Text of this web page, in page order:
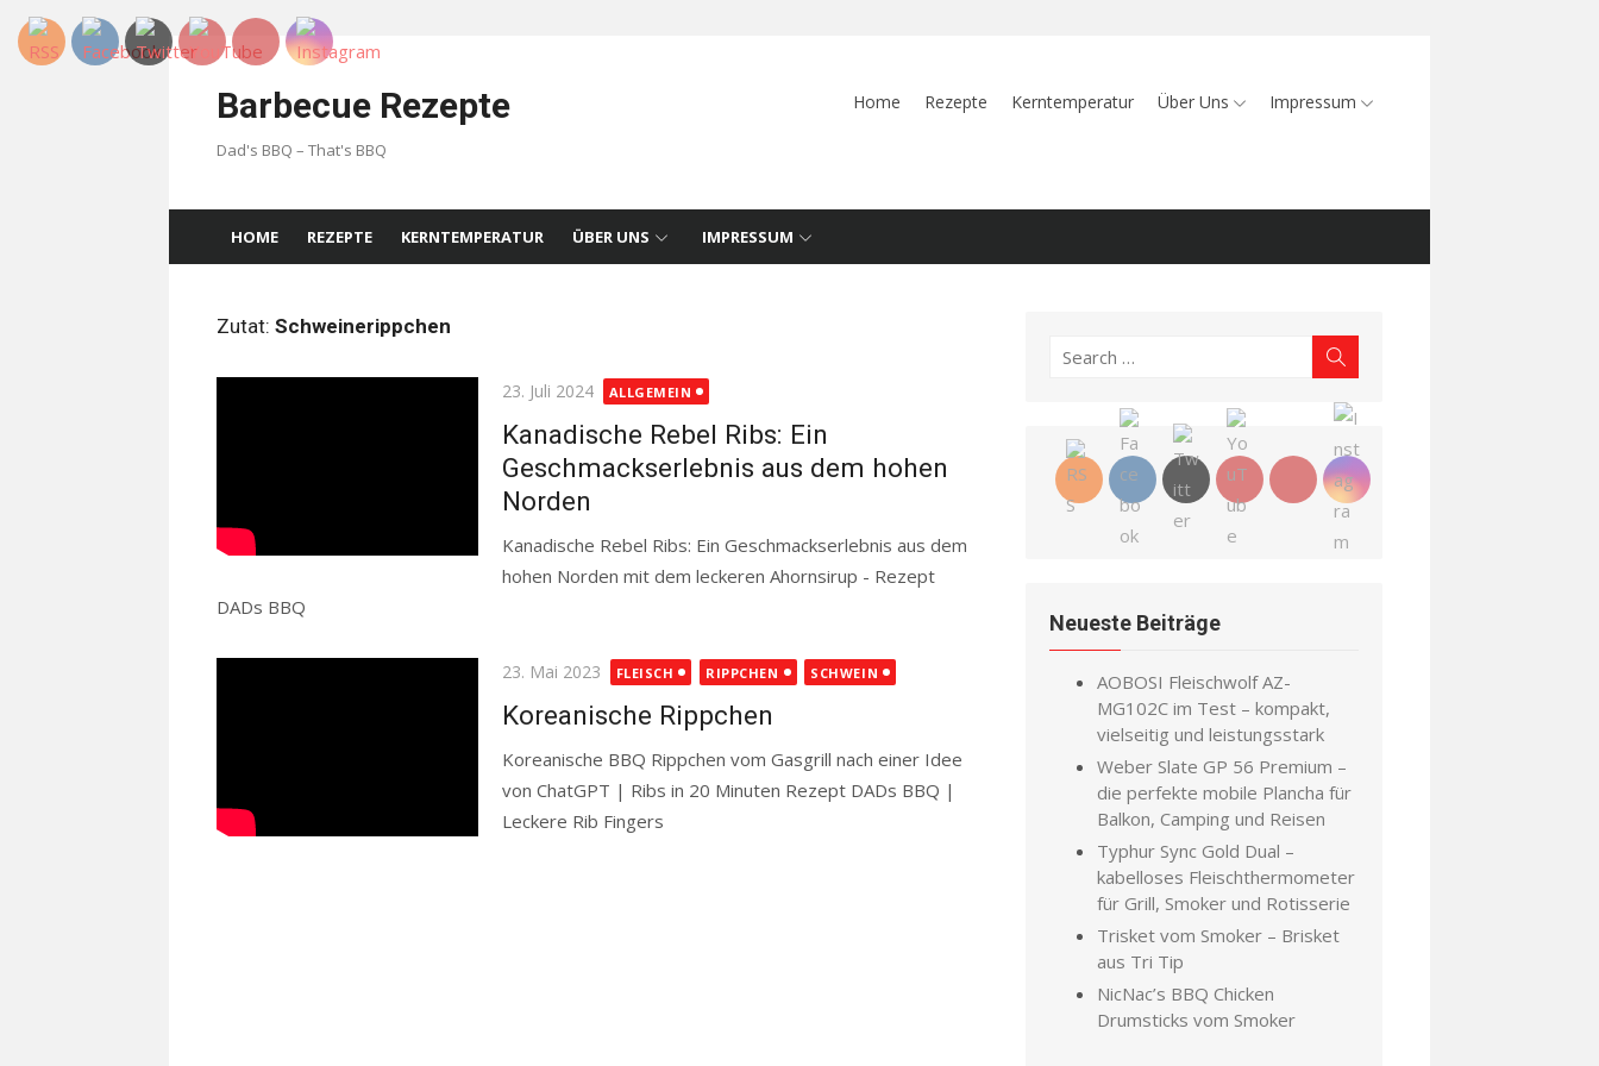
Skip
Barbecue Rezepte
Dad's BBQ – That's BBQ
Home Rezepte Kerntemperatur Über Uns Impressum
HOME REZEPTE KERNTEMPERATUR ÜBER UNS IMPRESSUM
Zutat: Schweinerippchen
Posted
23. Juli 2024 ALLGEMEIN
Kanadische Rebel Ribs: Ein
Geschmackserlebnis aus dem hohen
Norden
Kanadische Rebel Ribs: Ein Geschmackserlebnis aus dem
hohen Norden mit dem leckeren Ahornsirup - Rezept
DADs BBQ
Posted
23. Mai 2023 FLEISCH RIPPCHEN SCHWEIN
Koreanische Rippchen
Koreanische BBQ Rippchen vom Gasgrill nach einer Idee
von ChatGPT | Ribs in 20 Minuten Rezept DADs BBQ |
Leckere Rib Fingers
Search
Neueste Beiträge
AOBOSI Fleischwolf AZ-
MG102C im Test – kompakt,
vielseitig und leistungsstark
Weber Slate GP 56 Premium –
die perfekte mobile Plancha für
Balkon, Camping und Reisen
Typhur Sync Gold Dual –
kabelloses Fleischthermometer
für Grill, Smoker und Rotisserie
Trisket vom Smoker – Brisket
aus Tri Tip
NicNac’s BBQ Chicken
Drumsticks vom Smoker